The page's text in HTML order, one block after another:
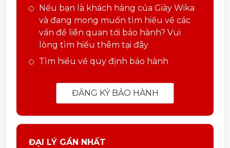
Nếu bạn là khách hàng của Giày Wika
và đang mong muốn tìm hiểu về các
vấn đề liên quan tới bảo hành? Vui
lòng tìm hiểu thêm tại đây
Tìm hiểu về quy định bảo hành
ĐĂNG KÝ BẢO HÀNH
ĐẠI LÝ GẦN NHẤT